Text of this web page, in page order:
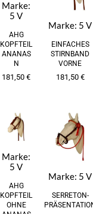
Marke:
5 V
AHG
KOPFTEIL
ANANAS
N
181,50 €
Marke: 5 V
EINFACHES
STIRNBAND
VORNE
181,50 €
Marke:
5 V
AHG
KOPFTEIL
OHNE
Marke: 5 V
SERRETON-